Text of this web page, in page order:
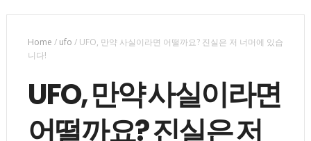
Home / ufo / UFO, 만약 사실이라면 어떨까요? 진실은 저 너머에 있습
니다!
UFO, 만약 사실이라면
어떨까요? 진실은 저